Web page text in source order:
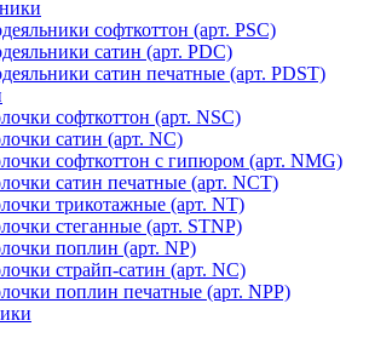
софткоттон (арт. PSC)
сатин (арт. PDC)
сатин печатные (арт. PDST)
софткоттон (арт. NSC)
сатин (арт. NC)
софткоттон с гипюром (арт. NMG)
сатин печатные (арт. NCT)
трикотажные (арт. NT)
стеганные (арт. STNP)
поплин (арт. NP)
страйп-сатин (арт. NC)
поплин печатные (арт. NPP)